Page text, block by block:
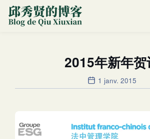
2015年新年贺
1 janv. 2015